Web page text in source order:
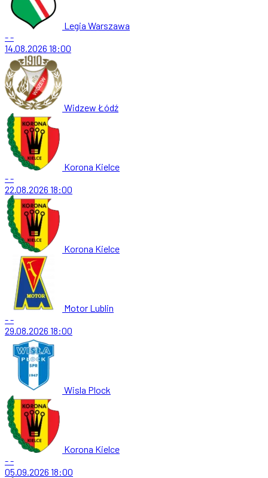
Legia Warszawa
--
14.08.2026 18:00
Widzew Łódź
Korona Kielce
--
22.08.2026 18:00
Korona Kielce
Motor Lublin
--
29.08.2026 18:00
Wisla Plock
Korona Kielce
--
05.09.2026 18:00